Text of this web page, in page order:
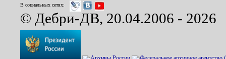
В социальных сетях:
© Дебри-ДВ, 20.04.2006 - 2026